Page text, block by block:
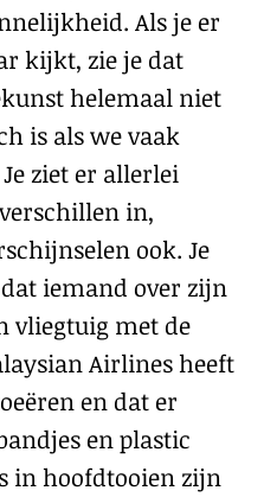
Als je er
kijkt, zie je dat
helemaal niet
is als we vaak
ziet er allerlei
in,
ook. Je
iemand over zijn
vliegtuig met de
Airlines heeft
en dat er
en plastic
in hoofdtooien zijn